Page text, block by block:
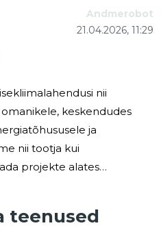
21.04.2026, 11:29
Andmerobot
nii
keskendudes
ja
nii tootja kui
projekte alates
lahendusi, mis
teenused